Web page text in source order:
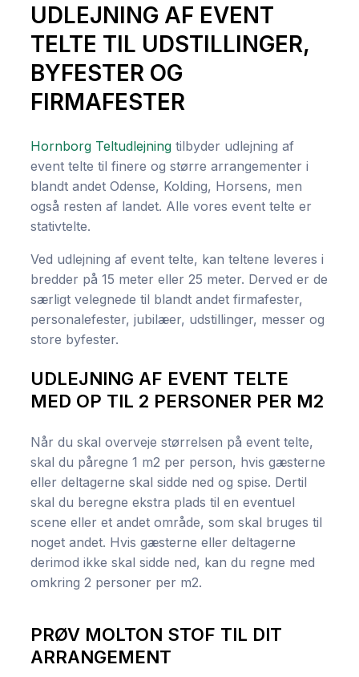
UDLEJNING AF EVENT
TELTE TIL UDSTILLINGER,
BYFESTER OG
FIRMAFESTER
Hornborg Teltudlejning tilbyder udlejning af
event telte til finere og større arrangementer i
blandt andet Odense, Kolding, Horsens, men
også resten af landet. Alle vores event telte er
stativtelte.
Ved udlejning af event telte, kan teltene leveres i
bredder på 15 meter eller 25 meter. Derved er de
særligt velegnede til blandt andet firmafester,
personalefester, jubilæer, udstillinger, messer og
store byfester.
UDLEJNING AF EVENT TELTE
MED OP TIL 2 PERSONER PER M2​
​Når du skal overveje størrelsen på event telte,
skal du påregne 1 m2 per person, hvis gæsterne
eller deltagerne skal sidde ned og spise. Dertil
skal du beregne ekstra plads til en eventuel
scene eller et andet område, som skal bruges til
noget andet. Hvis gæsterne eller deltagerne
derimod ikke skal sidde ned, kan du regne med
omkring 2 personer per m2.
PRØV MOLTON STOF TIL DIT
ARRANGEMENT